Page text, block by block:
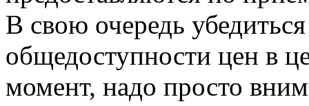
В свою очередь
общедоступности цен в
момент, надо просто